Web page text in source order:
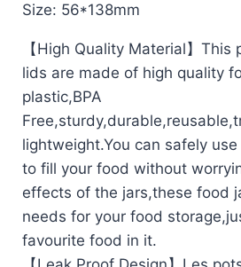
Size: 56*138mm
【High Quality Material】
lids are made of high quality
plastic,BPA
lightweight.You can safely
to fill your food without
effects of the jars,these food
needs for your food
favourite food in it.